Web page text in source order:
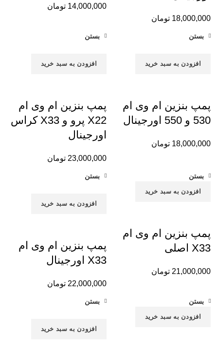
18,000,000 تومان
14,000,000 تومان
افزودن به سبد خرید
بستن
پمپ بنزین ام وی ام
530 و 550 اورجینال
18,000,000 تومان
افزودن به سبد خرید
بستن
پمپ بنزین ام وی ام
X22 پرو و X33 کراس
اورجینال
23,000,000 تومان
افزودن به سبد خرید
بستن
پمپ بنزین ام وی ام
X33 اصلی
21,000,000 تومان
افزودن به سبد خرید
بستن
پمپ بنزین ام وی ام
X33 اورجینال
22,000,000 تومان
افزودن به سبد خرید
بستن
افزودن به سبد خرید
بستن